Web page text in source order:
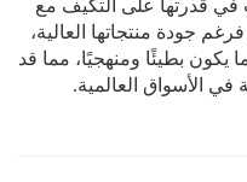
في قدرتها على التكيف مع
جودة منتجاتها العالية،
يكون بطيئًا ومنهجيًا، مما قد
الأسواق العالمية.